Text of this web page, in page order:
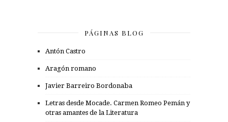
PÁGINAS BLOG
Antón Castro
Aragón romano
Javier Barreiro Bordonaba
Letras desde Mocade. Carmen Romeo Pemán y
otras amantes de la Literatura